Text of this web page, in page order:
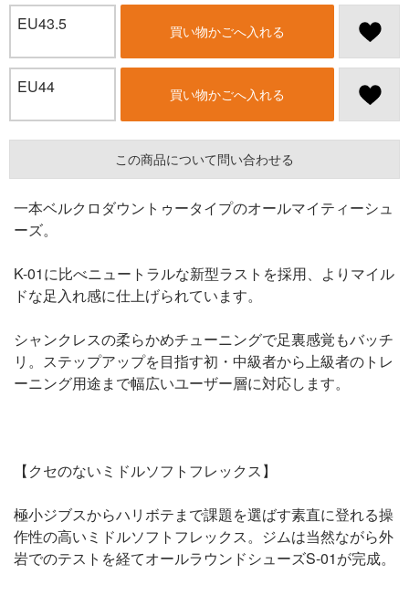
EU43.5 買い物かごへ入れる
EU44 買い物かごへ入れる
この商品について問い合わせる
一本ベルクロダウントゥータイプのオールマイティーシュ
ーズ。
K-01に比べニュートラルな新型ラストを採用、よりマイル
ドな足入れ感に仕上げられています。
シャンクレスの柔らかめチューニングで足裏感覚もバッチ
リ。ステップアップを目指す初・中級者から上級者のトレ
ーニング用途まで幅広いユーザー層に対応します。
【クセのないミドルソフトフレックス】
極小ジブスからハリボテまで課題を選ばす素直に登れる操
作性の高いミドルソフトフレックス。ジムは当然ながら外
岩でのテストを経てオールラウンドシューズS-01が完成。